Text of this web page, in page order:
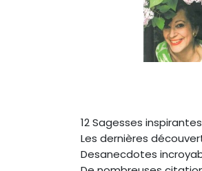
12 Sagesses
Les dernières
Desanecdotes